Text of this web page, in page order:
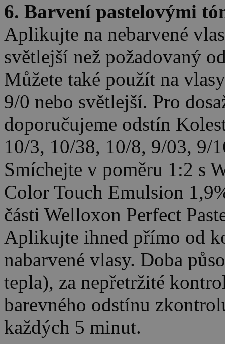
6. Barvení pastelovými
Aplikujte na nebarvené
světlejší než požadovaný
Můžete také použít na
9/0 nebo světlejší. Pro
doporučujeme odstín
10/3, 10/38, 10/8, 9/03, 9/
Smíchejte v poměru 1:2 s
Color Touch Emulsion
části Welloxon Perfect
Aplikujte ihned přímo od
nabarvené vlasy. Doba
tepla), za nepřetržité
barevného odstínu
každých 5 minut.